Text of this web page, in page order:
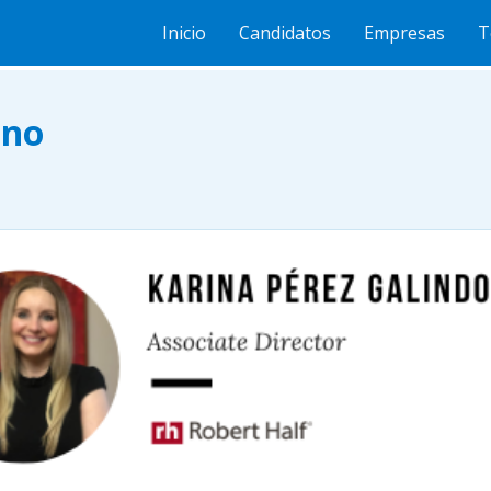
Inicio Candidatos Empresas